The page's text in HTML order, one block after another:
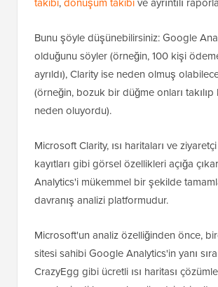
Bunu şöyle düşünebilirsiniz: Google
olduğunu söyler (örneğin, 100 kişi
ayrıldı), Clarity ise neden olmuş
(örneğin, bozuk bir düğme onları takılıp
neden oluyordu).
Microsoft Clarity, ısı haritaları ve
kayıtları gibi görsel özellikleri açığa
Analytics'i mükemmel bir şekilde
davranış analizi platformudur.
Microsoft'un analiz özelliğinden önce,
sitesi sahibi Google Analytics'in yanı
CrazyEgg gibi ücretli ısı haritası